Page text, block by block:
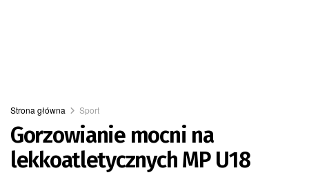
Strona główna Sport
Gorzowianie mocni na
lekkoatletycznych MP U18